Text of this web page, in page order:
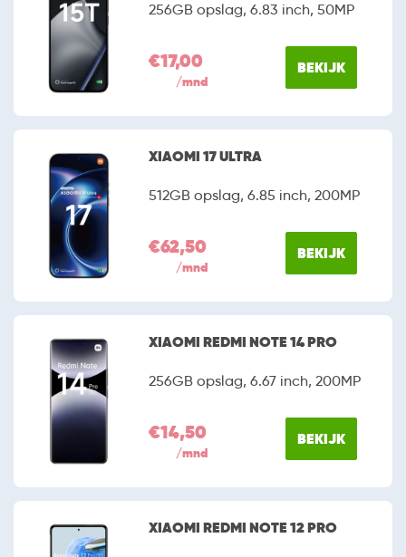
256GB opslag, 6.83 inch, 50MP
€17,00
/mnd
BEKIJK
XIAOMI 17 ULTRA
512GB opslag, 6.85 inch, 200MP
€62,50
/mnd
BEKIJK
XIAOMI REDMI NOTE 14 PRO
256GB opslag, 6.67 inch, 200MP
€14,50
/mnd
BEKIJK
XIAOMI REDMI NOTE 12 PRO